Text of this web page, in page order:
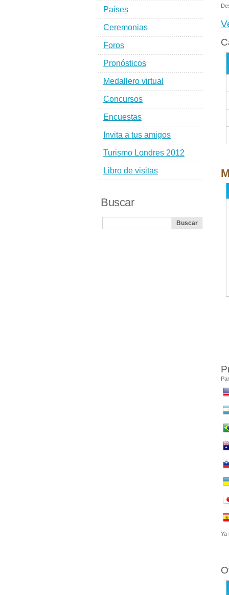
Ya
Países
Ceremonias
Foros
Pronósticos
Medallero virtual
Concursos
Encuestas
Invita a tus amigos
Turismo Londres 2012
Libro de visitas
Buscar